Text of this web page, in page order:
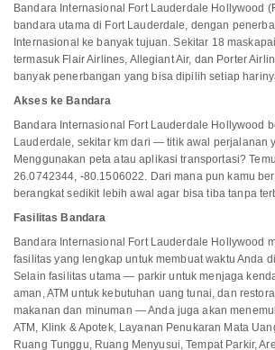
Bandara Internasional Fort Lauderdale Hollywood
bandara utama di Fort Lauderdale, dengan
Internasional ke banyak tujuan. Sekitar 18
termasuk Flair Airlines, Allegiant Air, dan Porter
banyak penerbangan yang bisa dipilih setiap
Akses ke Bandara
Bandara Internasional Fort Lauderdale Hollywood
Lauderdale, sekitar km dari — titik awal perjalanan
Menggunakan peta atau aplikasi transportasi?
26.0742344, -80.1506022. Dari mana pun kamu
berangkat sedikit lebih awal agar bisa tiba tanpa
Fasilitas Bandara
Bandara Internasional Fort Lauderdale Hollywood
fasilitas yang lengkap untuk membuat waktu Anda
Selain fasilitas utama — parkir untuk menjaga
aman, ATM untuk kebutuhan uang tunai, dan
makanan dan minuman — Anda juga akan
ATM, Klink & Apotek, Layanan Penukaran Mata
Ruang Tunggu, Ruang Menyusui, Tempat Parkir,